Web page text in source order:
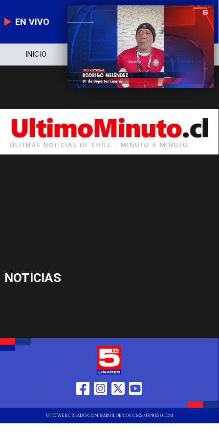
EN VIVO
INICIO NOTICIERO POLÍTICA
NOTICIAS
SITIO WEB CREADO CON MSBUILDER DE CMS-MSPRESS.COM